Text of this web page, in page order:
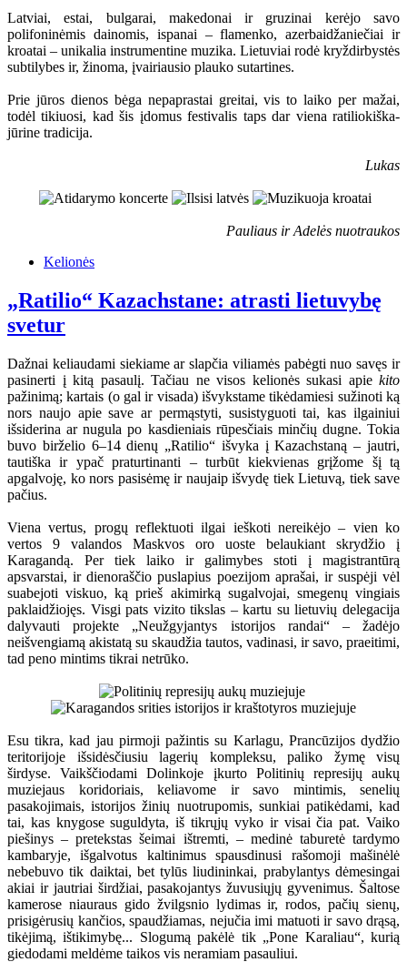
Latviai, estai, bulgarai, makedonai ir gruzinai kerėjo savo
polifoninėmis dainomis, ispanai – flamenko, azerbaidžaniečiai ir
kroatai – unikalia instrumentine muzika. Lietuviai rodė kryždirbystės
subtilybes ir, žinoma, įvairiausio plauko sutartines.
Prie jūros dienos bėga nepaprastai greitai, vis to laiko per mažai,
todėl tikiuosi, kad šis įdomus festivalis taps dar viena ratiliokiška-
jūrine tradicija.
Lukas
Pauliaus ir Adelės nuotraukos
Kelionės
„Ratilio“ Kazachstane: atrasti lietuvybę
svetur
Dažnai keliaudami siekiame ar slapčia viliamės pabėgti nuo savęs ir
pasinerti į kitą pasaulį. Tačiau ne visos kelionės sukasi apie kito
pažinimą; kartais (o gal ir visada) išvykstame tikėdamiesi sužinoti ką
nors naujo apie save ar permąstyti, susistyguoti tai, kas ilgainiui
išsiderina ar nugula po kasdieniais rūpesčiais minčių dugne. Tokia
buvo birželio 6–14 dienų „Ratilio“ išvyka į Kazachstaną – jautri,
tautiška ir ypač praturtinanti – turbūt kiekvienas grįžome šį tą
apgalvoję, ko nors pasisėmę ir naujaip išvydę tiek Lietuvą, tiek save
pačius.
Viena vertus, progų reflektuoti ilgai ieškoti nereikėjo – vien ko
vertos 9 valandos Maskvos oro uoste belaukiant skrydžio į
Karagandą. Per tiek laiko ir galimybes stoti į magistrantūrą
apsvarstai, ir dienoraščio puslapius poezijom aprašai, ir suspėji vėl
suabejoti viskuo, ką prieš akimirką sugalvojai, smegenų vingiais
paklaidžiojęs. Visgi pats vizito tikslas – kartu su lietuvių delegacija
dalyvauti projekte „Neužgyjantys istorijos randai“ – žadėjo
neišvengiamą akistatą su skaudžia tautos, vadinasi, ir savo, praeitimi,
tad peno mintims tikrai netrūko.
Esu tikra, kad jau pirmoji pažintis su Karlagu, Prancūzijos dydžio
teritorijoje išsidėsčiusiu lagerių kompleksu, paliko žymę visų
širdyse. Vaikščiodami Dolinkoje įkurto Politinių represijų aukų
muziejaus koridoriais, keliavome ir savo mintimis, senelių
pasakojimais, istorijos žinių nuotrupomis, sunkiai patikėdami, kad
tai, kas knygose suguldyta, iš tikrųjų vyko ir visai čia pat. Vaiko
piešinys – pretekstas šeimai ištremti, – medinė taburetė tardymo
kambaryje, išgalvotus kaltinimus spausdinusi rašomoji mašinėlė
nebebuvo tik daiktai, bet tylūs liudininkai, prabylantys dėmesingai
akiai ir jautriai širdžiai, pasakojantys žuvusiųjų gyvenimus. Šaltose
kamerose niauraus gido žvilgsnio lydimas ir, rodos, pačių sienų,
prisigėrusių kančios, spaudžiamas, nejučia imi matuoti ir savo drąsą,
tikėjimą, ištikimybę... Slogumą pakėlė tik „Pone Karaliau“, kurią
giedodami meldėme taikos vis neramiam pasauliui.